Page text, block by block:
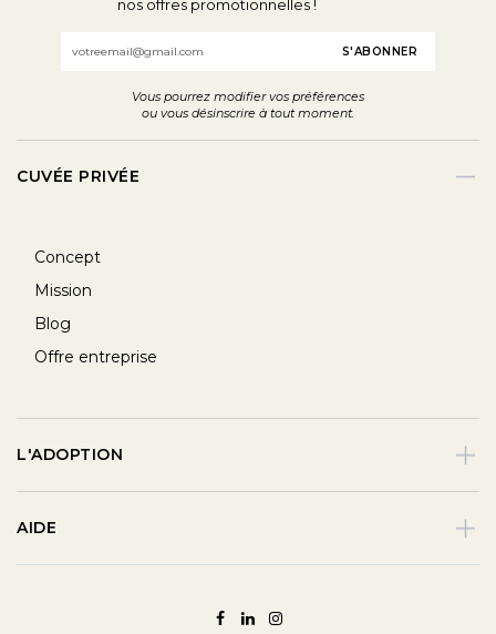
nos offres promotionnelles !
Email
Vous pourrez modifier vos préférences
ou vous désinscrire à tout moment.
CUVÉE PRIVÉE
Concept
Mission
Blog
Offre entreprise
L'ADOPTION
AIDE